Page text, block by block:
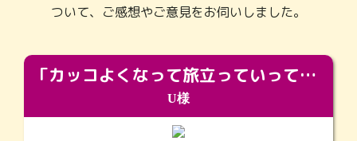
ついて、ご感想やご意見をお伺いしました。
「カッコよくなって旅立っていってくれました（笑）もっとカッコいいって言ってあげればよかったな」
U様